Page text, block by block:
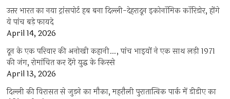
उत्तर भारत का नया ट्रांसपोर्ट हब बना दिल्ली-देहरादून इकोनॉमिक कॉरिडोर, होंगे
ये पांच बड़े फायदे
April 14, 2026
दून के एक परिवार की अनोखी कहानी…, पांच भाइयों ने एक साथ लड़ी 1971
की जंग, रोमांचित कर देंगे युद्ध के किस्से
April 13, 2026
दिल्ली की विरासत से जुड़ने का मौका, महरौली पुरातात्विक पार्क में डीडीए का